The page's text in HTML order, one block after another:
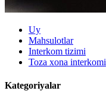
Uy
Mahsulotlar
Interkom tizimi
Toza xona interkomi
Kategoriyalar